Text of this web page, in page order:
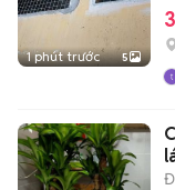
1 phút trước 5